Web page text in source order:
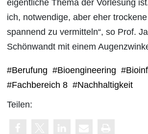
eigentliche Thema der Vorlesung
ich, notwendige, aber eher
spannend zu vermitteln“, so Prof.
Schönwandt mit einem
#Berufung #Bioengineering
#Fachbereich 8 #Nachhaltigkeit
Teilen: